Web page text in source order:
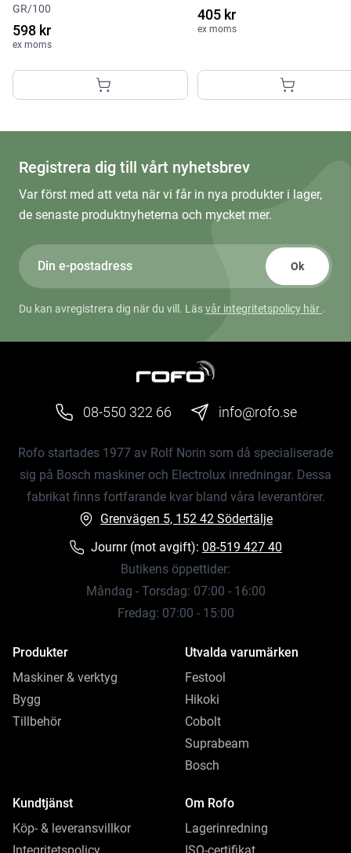
GR/100
598 kr
ex moms
405 kr
ex moms
Registrera dig till vårt nyhetsbrev
Var först med att veta när vi får in nya produkter i lager,
de senaste produktnyheterna och mycket mer.
Ok
Du kan avregistrera dig när du vill. Läsvår integritetspolicy här .
08-550 322 66 info@rofo.se
Rofo startades 1977 av Rolf Norin som då specialiserade
sig på Bosch maskiner och Electrolux inredningar. Dessa
fabrikat finns fortfarande kvar bland våra leverantörer.
Grenvägen 5, 152 42 Södertälje
Journr (mot avgift): 08-519 427 40
Butikens öppettider:
Måndag - Torsdag: 07:00 - 16:00
Fredag: 07:00 - 15:00
Produkter
Maskiner & verktyg
Bygg
Tillbehör
Utvalda varumärken
Festool
Hikoki
Cobolt
Suprabeam
Bosch
Kundtjänst
Köp- & leveransvillkor
Om Rofo
Lagerinredning